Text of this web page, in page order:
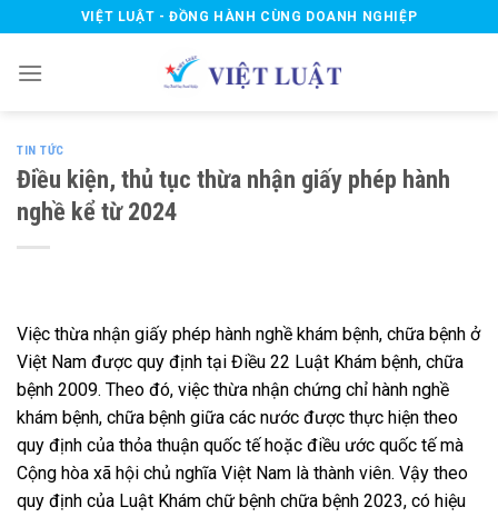
to
content
VIỆT LUẬT - ĐỒNG HÀNH CÙNG DOANH NGHIỆP
TIN TỨC
Điều kiện, thủ tục thừa nhận giấy phép hành
nghề kể từ 2024
Việc thừa nhận giấy phép hành nghề khám bệnh, chữa bệnh ở
Việt Nam được quy định tại Điều 22 Luật Khám bệnh, chữa
bệnh 2009. Theo đó, việc thừa nhận chứng chỉ hành nghề
khám bệnh, chữa bệnh giữa các nước được thực hiện theo
quy định của thỏa thuận quốc tế hoặc điều ước quốc tế mà
Cộng hòa xã hội chủ nghĩa Việt Nam là thành viên. Vậy theo
quy định của Luật Khám chữ bệnh chữa bệnh 2023, có hiệu